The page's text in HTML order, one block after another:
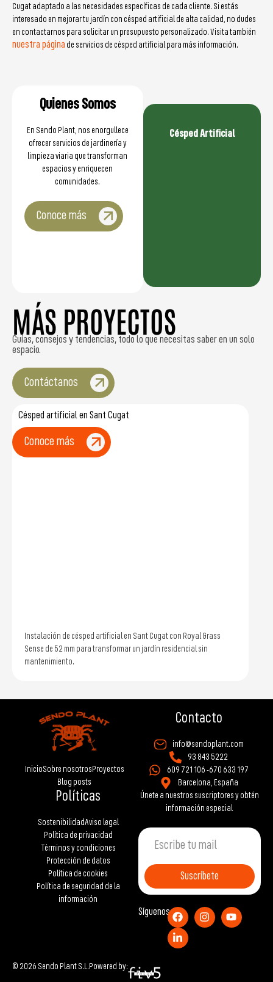
Cugat adaptado a las necesidades específicas de cada cliente. Si estás
interesado en mejorar tu jardín con césped artificial de alta calidad, no dudes
en contactarnos para solicitar un presupuesto personalizado. Visita también
nuestra página de servicios de césped artificial para más información.
Quienes Somos
En Sendo Plant, nos enorgullece
ofrecer servicios de jardinería y
limpieza viaria que transforman
espacios y enriquecen
comunidades.
Conoce más
Césped Artificial
MÁS PROYECTOS
Guías, consejos y tendencias, todo lo que necesitas saber en un solo
espacio.
Contáctanos
Césped artificial en Sant Cugat
Conoce más
Instalación de césped artificial en Sant Cugat con Royal Grass
Sense de 52 mm para transformar un jardín residencial sin
mantenimiento.
InicioSobre nosotros Proyectos
Blog posts
Contacto
info@sendoplant.com
93 843 5222
609 721 106 -670 633 197
Barcelona, España
Políticas
SostenibilidadAviso legal
Política de privacidad
Términos y condiciones
Protección de datos
Política de cookies
Política de seguridad de la
información
Únete a nuestros suscriptores y obtén
información especial
Suscríbete
Síguenos
© 2026 Sendo Plant S.L. Powered by: